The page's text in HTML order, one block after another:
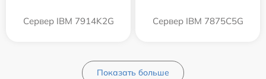
Сервер IBM 7914K2G Сервер IBM 7875C5G
Показать больше